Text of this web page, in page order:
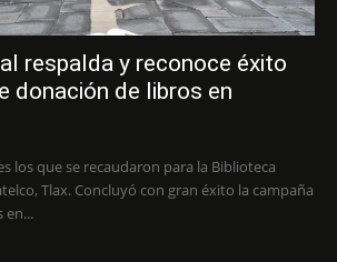
respalda y reconoce éxito
donación de libros en
los que se recaudaron para la Biblioteca
en...